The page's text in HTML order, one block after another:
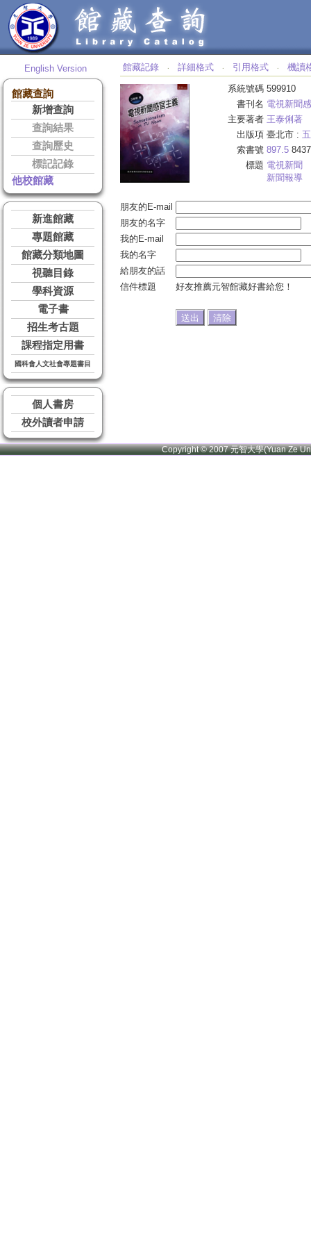
English Version
館藏查詢
新增查詢
查詢結果
查詢歷史
標記記錄
他校館藏
新進館藏
專題館藏
館藏分類地圖
視聽目錄
學科資源
電子書
招生考古題
課程指定用書
國科會人文社會專題書目
個人書房
校外讀者申請
館藏記錄 ‧ 詳細格式 ‧ 引用格式 ‧ 機讀
系統號碼 599910
書刊名 電視新聞
主要著者 王泰俐著
出版項 臺北市 :
索書號 897.5 8437
標題 電視新聞
新聞報導
朋友的E-mail
朋友的名字
我的E-mail
我的名字
給朋友的話
信件標題
好友推薦元智館藏好書給您！
Copyright © 2007 元智大學(Yuan Ze